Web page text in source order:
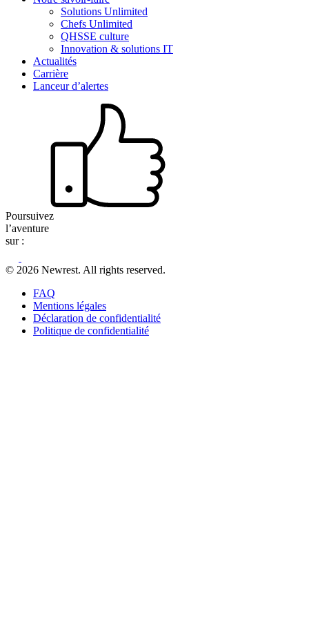
Solutions Unlimited
Chefs Unlimited
QHSSE culture
Innovation & solutions IT
Actualités
Carrière
Lanceur d’alertes
Poursuivez
l’aventure
sur :
© 2026 Newrest. All rights reserved.
FAQ
Mentions légales
Déclaration de confidentialité
Politique de confidentialité